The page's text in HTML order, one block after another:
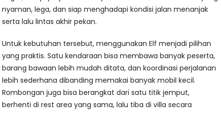
nyaman, lega, dan siap menghadapi kondisi jalan menanjak
serta lalu lintas akhir pekan.
Untuk kebutuhan tersebut, menggunakan Elf menjadi pilihan
yang praktis. Satu kendaraan bisa membawa banyak peserta,
barang bawaan lebih mudah ditata, dan koordinasi perjalanan
lebih sederhana dibanding memakai banyak mobil kecil.
Rombongan juga bisa berangkat dari satu titik jemput,
berhenti di rest area yang sama, lalu tiba di villa secara